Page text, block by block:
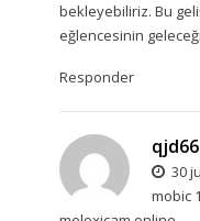
bekleyebiliriz. Bu
eğlencesinin
Responder
qjd66
30
mobic